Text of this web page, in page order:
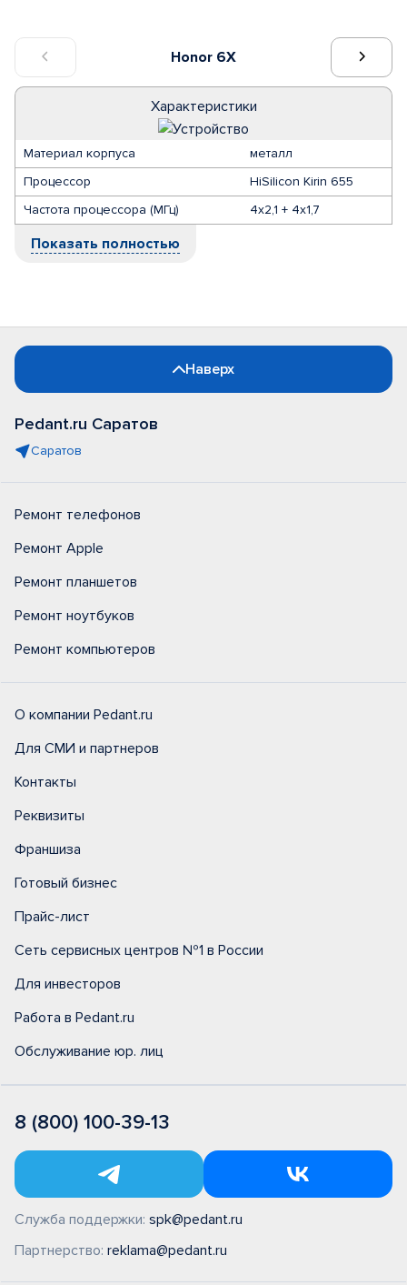
Honor 6X
Характеристики
Материал корпуса
металл
Процессор
HiSilicon Kirin 655
Частота процессора (МГц)
4х2,1 + 4х1,7
Показать полностью
Наверх
Pedant.ru Саратов
Саратов
Ремонт телефонов
Ремонт Apple
Ремонт планшетов
Ремонт ноутбуков
Ремонт компьютеров
О компании Pedant.ru
Для СМИ и партнеров
Контакты
Реквизиты
Франшиза
Готовый бизнес
Прайс-лист
Сеть сервисных центров №1 в России
Для инвесторов
Работа в Pedant.ru
Обслуживание юр. лиц
8 (800) 100-39-13
Служба поддержки: spk@pedant.ru
Партнерство: reklama@pedant.ru